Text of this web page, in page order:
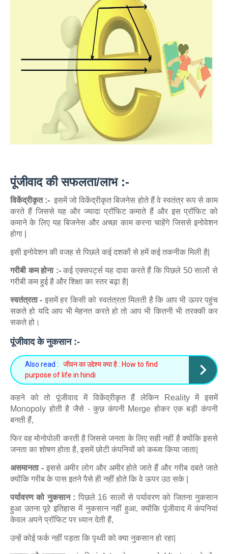
पूंजीवाद की सफलता/लाभ :-
विकेंद्रीकृत :- इसमें जो विकेंद्रीकृत बिजनेस होते हैं वे स्वतंत्र रूप से काम
करते हैं जिससे यह और ज्यादा प्रॉफिट कमाते हैं और इस प्रॉफिट को
कमाने के लिए यह बिजनेस और अच्छा काम करना चाहेंगे जिससे इनोवेशन
होगा |
इसी इनोवेशन की वजह से पिछले कई दशकों से हमें कई तकनीक मिली है|
गरीबी कम होना :- कई एक्सपर्ट्स यह दावा करते हैं कि पिछले 50 सालों से
गरीबी कम हुई है और शिक्षा का स्तर बढ़ा है|
स्वतंत्रता - इसमें हर किसी को स्वतंत्रता मिलती है कि आप भी ऊपर पहुंच
सकते हो यदि आप भी मेहनत करते हो तो आप भी कितनी भी तरक्की कर
सकते हो।
पूंजीवाद के नुकसान :-
Also read :
जीवन का उद्देश्य क्या है : How to find
purpose of life in hindi
कहने को तो पूंजीवाद में विकेंद्रीकृत हैं लेकिन Reality में इसमें
Monopoly होती है जैसे - कुछ कंपनी Merge होकर एक बड़ी कंपनी
बनती हैं,
फिर वह मोनोपोली करती है जिससे जनता के लिए सही नहीं है क्योंकि इससे
जनता का शोषण होता है, इसमें छोटी कंपनियों को कब्जा किया जाता|
असमानता -इससे अमीर लोग और अमीर होते जाते हैं और गरीब दबते जाते
क्योंकि गरीब के पास इतने पैसे ही नहीं होते कि वे ऊपर उठ सके |
पर्यावरण को नुकसान : पिछले 16 सालों से पर्यावरण को जितना नुकसान
हुआ उतना पूरे इतिहास में नुकसान नहीं हुआ, क्योंकि पूंजीवाद में कंपनियां
केवल अपने प्रॉफिट पर ध्यान देती हैं,
उन्हें कोई फर्क नहीं पड़ता कि पृथ्वी को क्या नुकसान हो रहा|